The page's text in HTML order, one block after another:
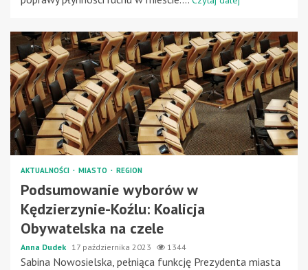
AKTUALNOŚCI MIASTO REGION
Podsumowanie wyborów w
Kędzierzynie-Koźlu: Koalicja
Obywatelska na czele
Anna Dudek 17 października 2023 1344
Sabina Nowosielska, pełniąca funkcję Prezydenta miasta